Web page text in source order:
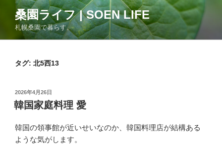
ン
桑園ライフ | SOEN LIFE
札幌桑園で暮らす。
タグ: 北5西13
投
稿
日:
2026年4月26日
韓国家庭料理 愛
韓国の領事館が近いせいなのか、韓国料理店が結構ある
ような気がします。